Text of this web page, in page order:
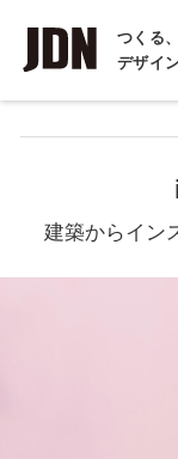
つくる
デザイ
インタビュー
建築からイン